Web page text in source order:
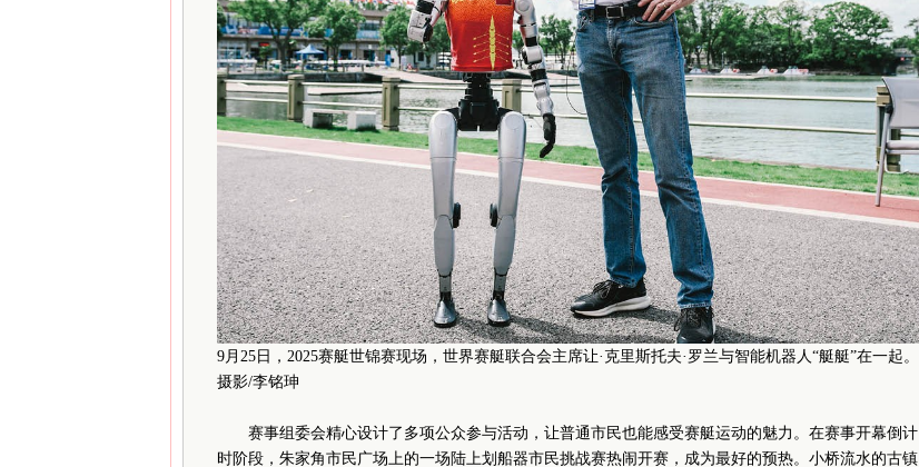
9月25日，2025赛艇世锦赛现场，世界赛艇联合会主席让·克里斯托夫·罗兰与智能机器人“艇艇”在一起。
摄影/李铭珅
赛事组委会精心设计了多项公众参与活动，让普通市民也能感受赛艇运动的魅力。在赛事开幕倒计
时阶段，朱家角市民广场上的一场陆上划船器市民挑战赛热闹开赛，成为最好的预热。小桥流水的古镇